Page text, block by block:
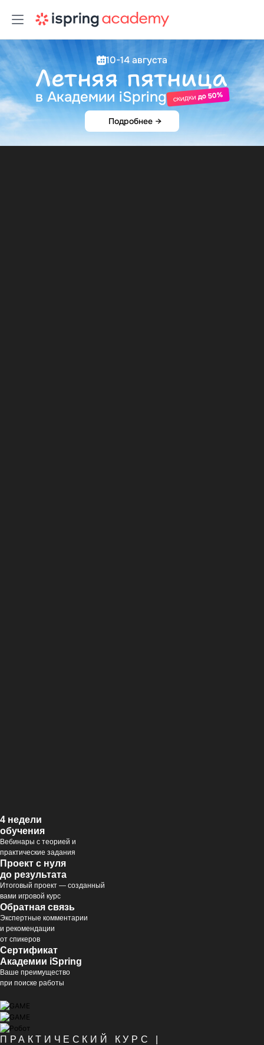
10-14 августа
Летняя пятница
в Академии iSpring скидкидо 50%
Подробнее →
ПРАКТИЧЕСКИЙ КУРС |
4 недели
обучения
Вебинары с теорией и
практические задания
Проект с нуля
до результата
Итоговый проект — созданный
вами игровой курс
Обратная связь
Экспертные комментарии
и рекомендации
от спикеров
Сертификат
Академии iSpring
Ваше преимущество
при поиске работы